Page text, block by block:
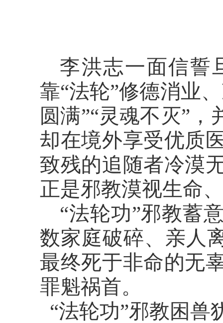
李洪志一面信誓
靠“法轮”修德消业
圆满”“灵魂不灭”
却在境外享受优质
致残的追随者冷漠
正是邪教漠视生命
“法轮功”邪教蓄
数家庭破碎、亲人
最终死于非命的无
罪魁祸首。
“法轮功”邪教困兽